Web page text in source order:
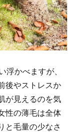
浮かべますが、
後やストレスか
が見えるのを気
性の薄毛は全体
と毛量の少なさ